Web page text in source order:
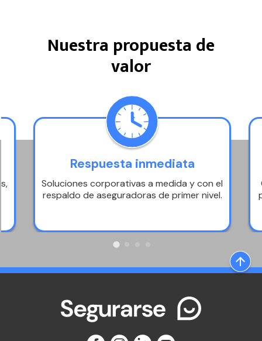
Nuestra propuesta de
valor
Respuesta inmediata
Soluciones corporativas a medida y con el
respaldo de aseguradoras de primer nivel.